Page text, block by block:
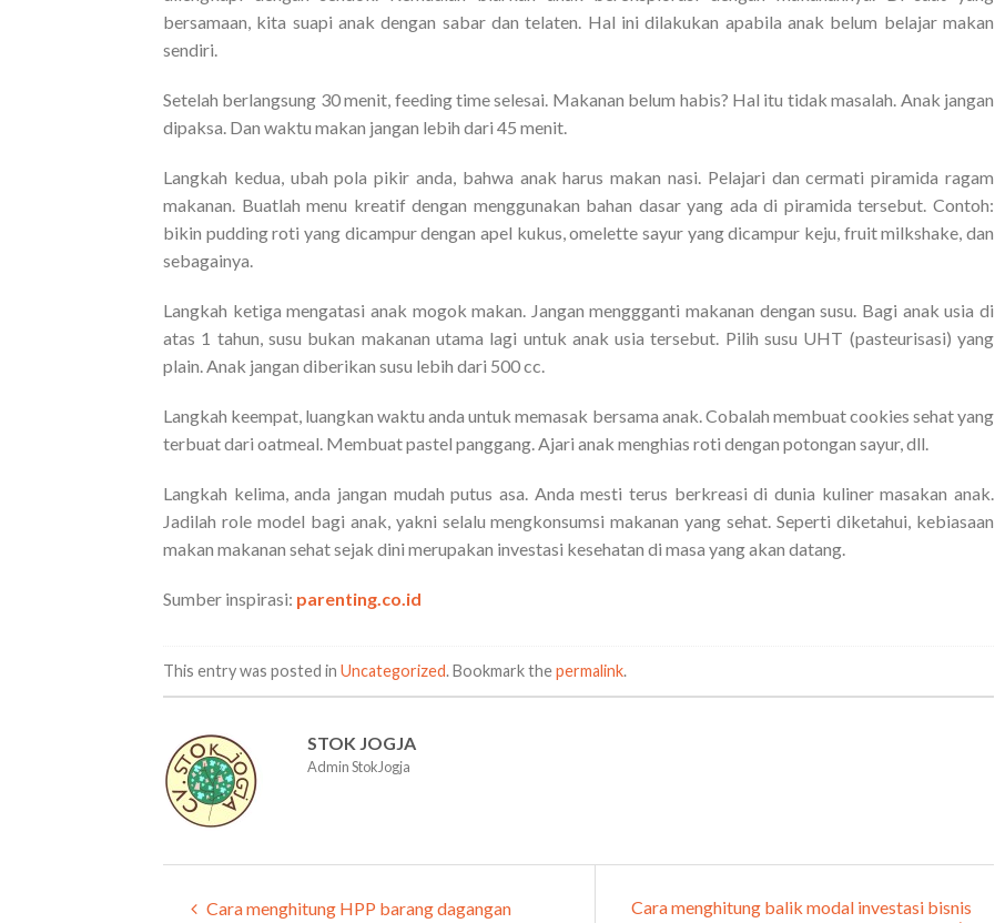
bersamaan, kita suapi anak dengan sabar dan telaten. Hal ini dilakukan apabila anak belum belajar makan
sendiri.
Setelah berlangsung 30 menit, feeding time selesai. Makanan belum habis? Hal itu tidak masalah. Anak jangan
dipaksa. Dan waktu makan jangan lebih dari 45 menit.
Langkah kedua, ubah pola pikir anda, bahwa anak harus makan nasi. Pelajari dan cermati piramida ragam
makanan. Buatlah menu kreatif dengan menggunakan bahan dasar yang ada di piramida tersebut. Contoh:
bikin pudding roti yang dicampur dengan apel kukus, omelette sayur yang dicampur keju, fruit milkshake, dan
sebagainya.
Langkah ketiga mengatasi anak mogok makan. Jangan menggganti makanan dengan susu. Bagi anak usia di
atas 1 tahun, susu bukan makanan utama lagi untuk anak usia tersebut. Pilih susu UHT (pasteurisasi) yang
plain. Anak jangan diberikan susu lebih dari 500 cc.
Langkah keempat, luangkan waktu anda untuk memasak bersama anak. Cobalah membuat cookies sehat yang
terbuat dari oatmeal. Membuat pastel panggang. Ajari anak menghias roti dengan potongan sayur, dll.
Langkah kelima, anda jangan mudah putus asa. Anda mesti terus berkreasi di dunia kuliner masakan anak.
Jadilah role model bagi anak, yakni selalu mengkonsumsi makanan yang sehat. Seperti diketahui, kebiasaan
makan makanan sehat sejak dini merupakan investasi kesehatan di masa yang akan datang.
Sumber inspirasi: parenting.co.id
This entry was posted in Uncategorized. Bookmark thepermalink.
STOK JOGJA
Admin StokJogja
Cara menghitung HPP barang dagangan Cara menghitung balik modal investasi bisnis